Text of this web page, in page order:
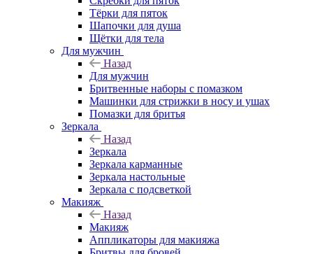
Тёрки для пяток
Шапочки для душа
Щётки для тела
Для мужчин
Назад
Для мужчин
Бритвенные наборы с помазком
Машинки для стрижки в носу и ушах
Помазки для бритья
Зеркала
Назад
Зеркала
Зеркала карманные
Зеркала настольные
Зеркала с подсветкой
Макияж
Назад
Макияж
Аппликаторы для макияжа